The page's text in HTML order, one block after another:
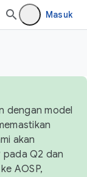
Masuk
dengan model
akan
pada Q2 dan
AOSP,